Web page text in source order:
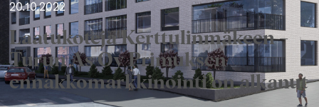
20.10.2022
Laatukoteja Kerttulinmäkeen –
Turun As Oy Primuksen
ennakkomarkkinointi on alkanut